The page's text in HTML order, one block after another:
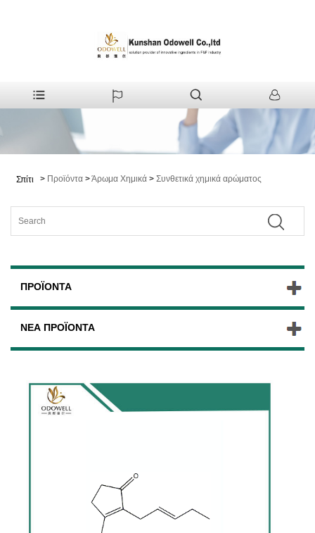
Σπίτι > Προϊόντα >Άρωμα Χημικά > Συνθετικά χημικά αρώματος
ΠΡΟΪΌΝΤΑ
ΝΈΑ ΠΡΟΪΌΝΤΑ